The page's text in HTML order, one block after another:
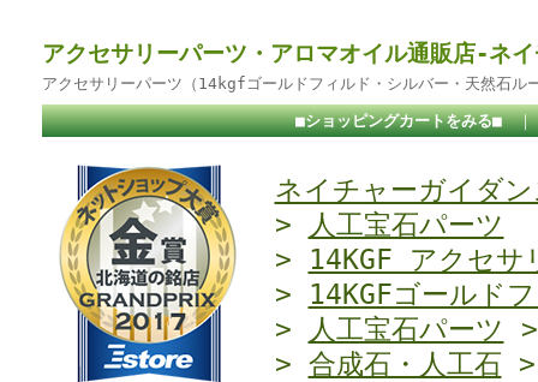
アクセサリーパーツ・アロマオイル通販店-ネ
アクセサリーパーツ（14kgfゴールドフィルド・シルバー・天然石ル
■ショッピングカートをみる■
ネイチャーガイダン
>
人工宝石パーツ
> 14KGF アクセサ
> 14KGFゴールド
>
人工宝石パーツ
> 合成石・人工石